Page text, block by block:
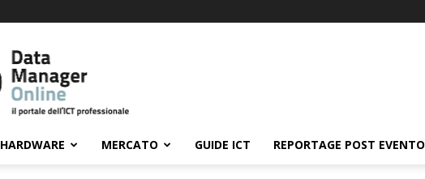
Data
Manager
Online
HARDWARE MERCATO GUIDE ICT REPORTAGE POST EVENTO